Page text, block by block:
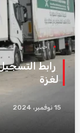
أخبار
رابط
لغزة
15 نوفمبر، 2024